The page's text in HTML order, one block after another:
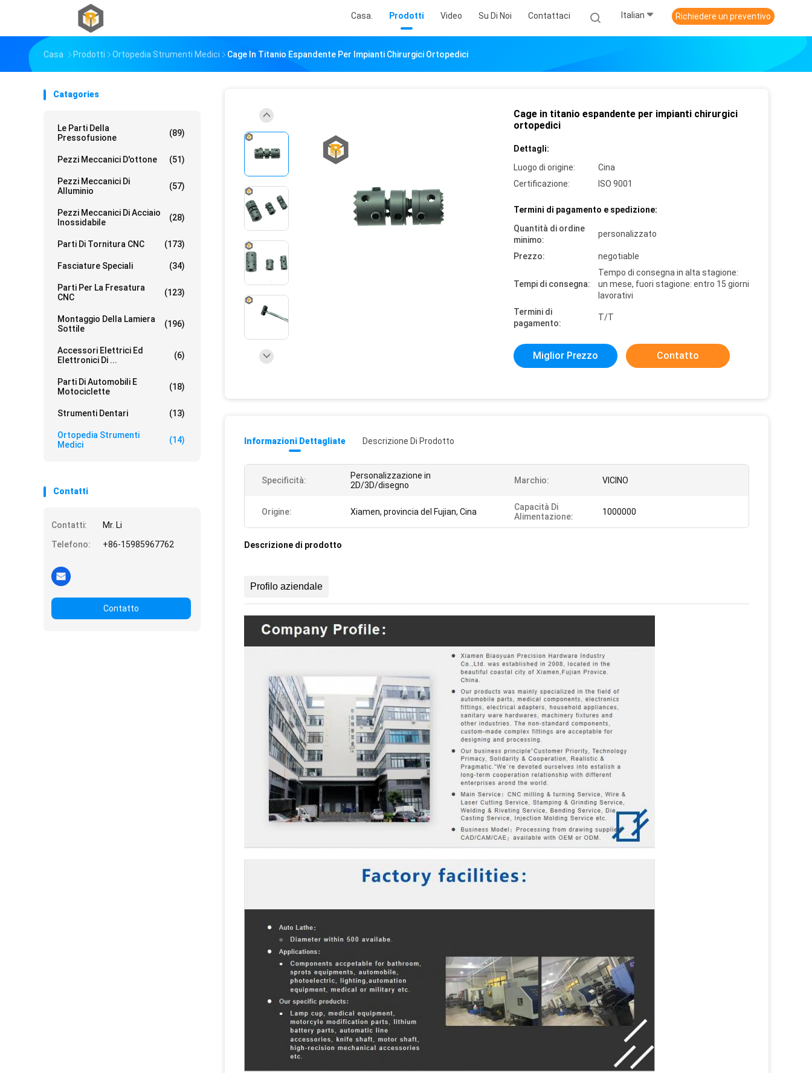
Casa. Prodotti Video Su Di Noi Contattaci Italian Richiedere un preventivo
Casa Prodotti Ortopedia Strumenti Medici Cage In Titanio Espandente Per Impianti Chirurgici Ortopedici
Catagories
Le Parti Della
Pressofusione
(89)
Pezzi Meccanici D'ottone (51)
Pezzi Meccanici Di
Alluminio
(57)
Pezzi Meccanici Di Acciaio
Inossidabile
(28)
Parti Di Tornitura CNC (173)
Fasciature Speciali (34)
Parti Per La Fresatura
CNC
(123)
Montaggio Della Lamiera
Sottile
(196)
Accessori Elettrici Ed
Elettronici Di ...
(6)
Parti Di Automobili E
Motociclette
(18)
Strumenti Dentari (13)
Ortopedia Strumenti
Medici
(14)
Contatti
Contatti:
Mr. Li
Telefono:
+86-15985967762
Contatto
Cage in titanio espandente per impianti chirurgici
ortopedici
Dettagli:
Luogo di origine:
Cina
Certificazione:
ISO 9001
Termini di pagamento e spedizione:
Quantità di ordine
minimo:
personalizzato
Prezzo: negotiable
Tempi di consegna:
Tempo di consegna in alta stagione:
un mese, fuori stagione: entro 15 giorni
lavorativi
Termini di
pagamento:
T/T
Miglior Prezzo Contatto
Informazioni Dettagliate Descrizione Di Prodotto
Specificità:
Personalizzazione in
2D/3D/disegno
Marchio: VICINO
Origine: Xiamen, provincia del Fujian, Cina
Capacità Di
Alimentazione:
1000000
Descrizione di prodotto
Profilo aziendale